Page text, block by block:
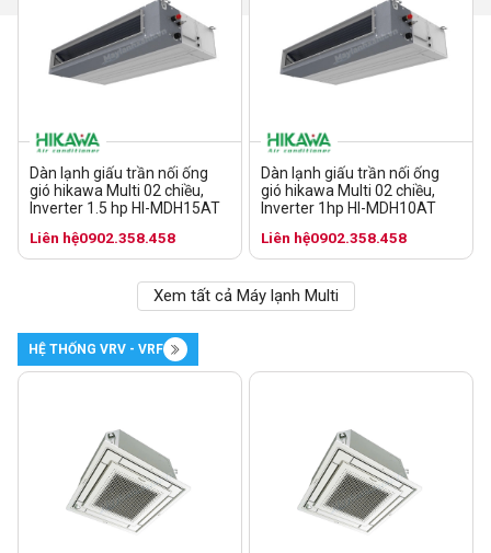
Dàn lạnh giấu trần nối ống
gió hikawa Multi 02 chiều,
Inverter 1.5 hp HI-MDH15AT
Liên hệ0902.358.458
Dàn lạnh giấu trần nối ống
gió hikawa Multi 02 chiều,
Inverter 1hp HI-MDH10AT
Liên hệ0902.358.458
Xem tất cả Máy lạnh Multi
HỆ THỐNG VRV - VRF